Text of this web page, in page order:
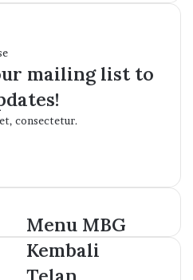
mailing list to
consectetur.
Menu MBG
Kembali